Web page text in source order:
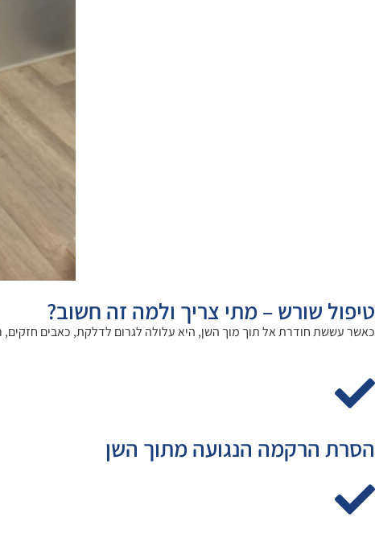
טיפול שורש – מתי צריך ולמה זה חשוב?
כאשר עששת חודרת אל תוך מוך השן, היא עלולה לגרום לדלקת, כאבים חזקים,
הסרת הרקמה הנגועה מתוך השן